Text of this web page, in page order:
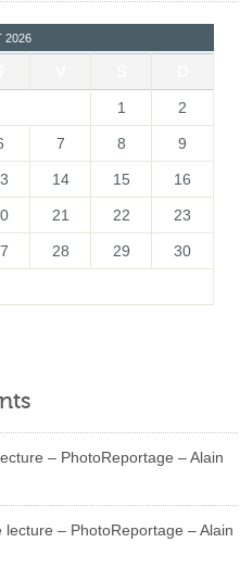
2026
1 2
7 8 9
14 15 16
21 22 23
28 29 30
– PhotoReportage – Alain
lecture – PhotoReportage – Alain